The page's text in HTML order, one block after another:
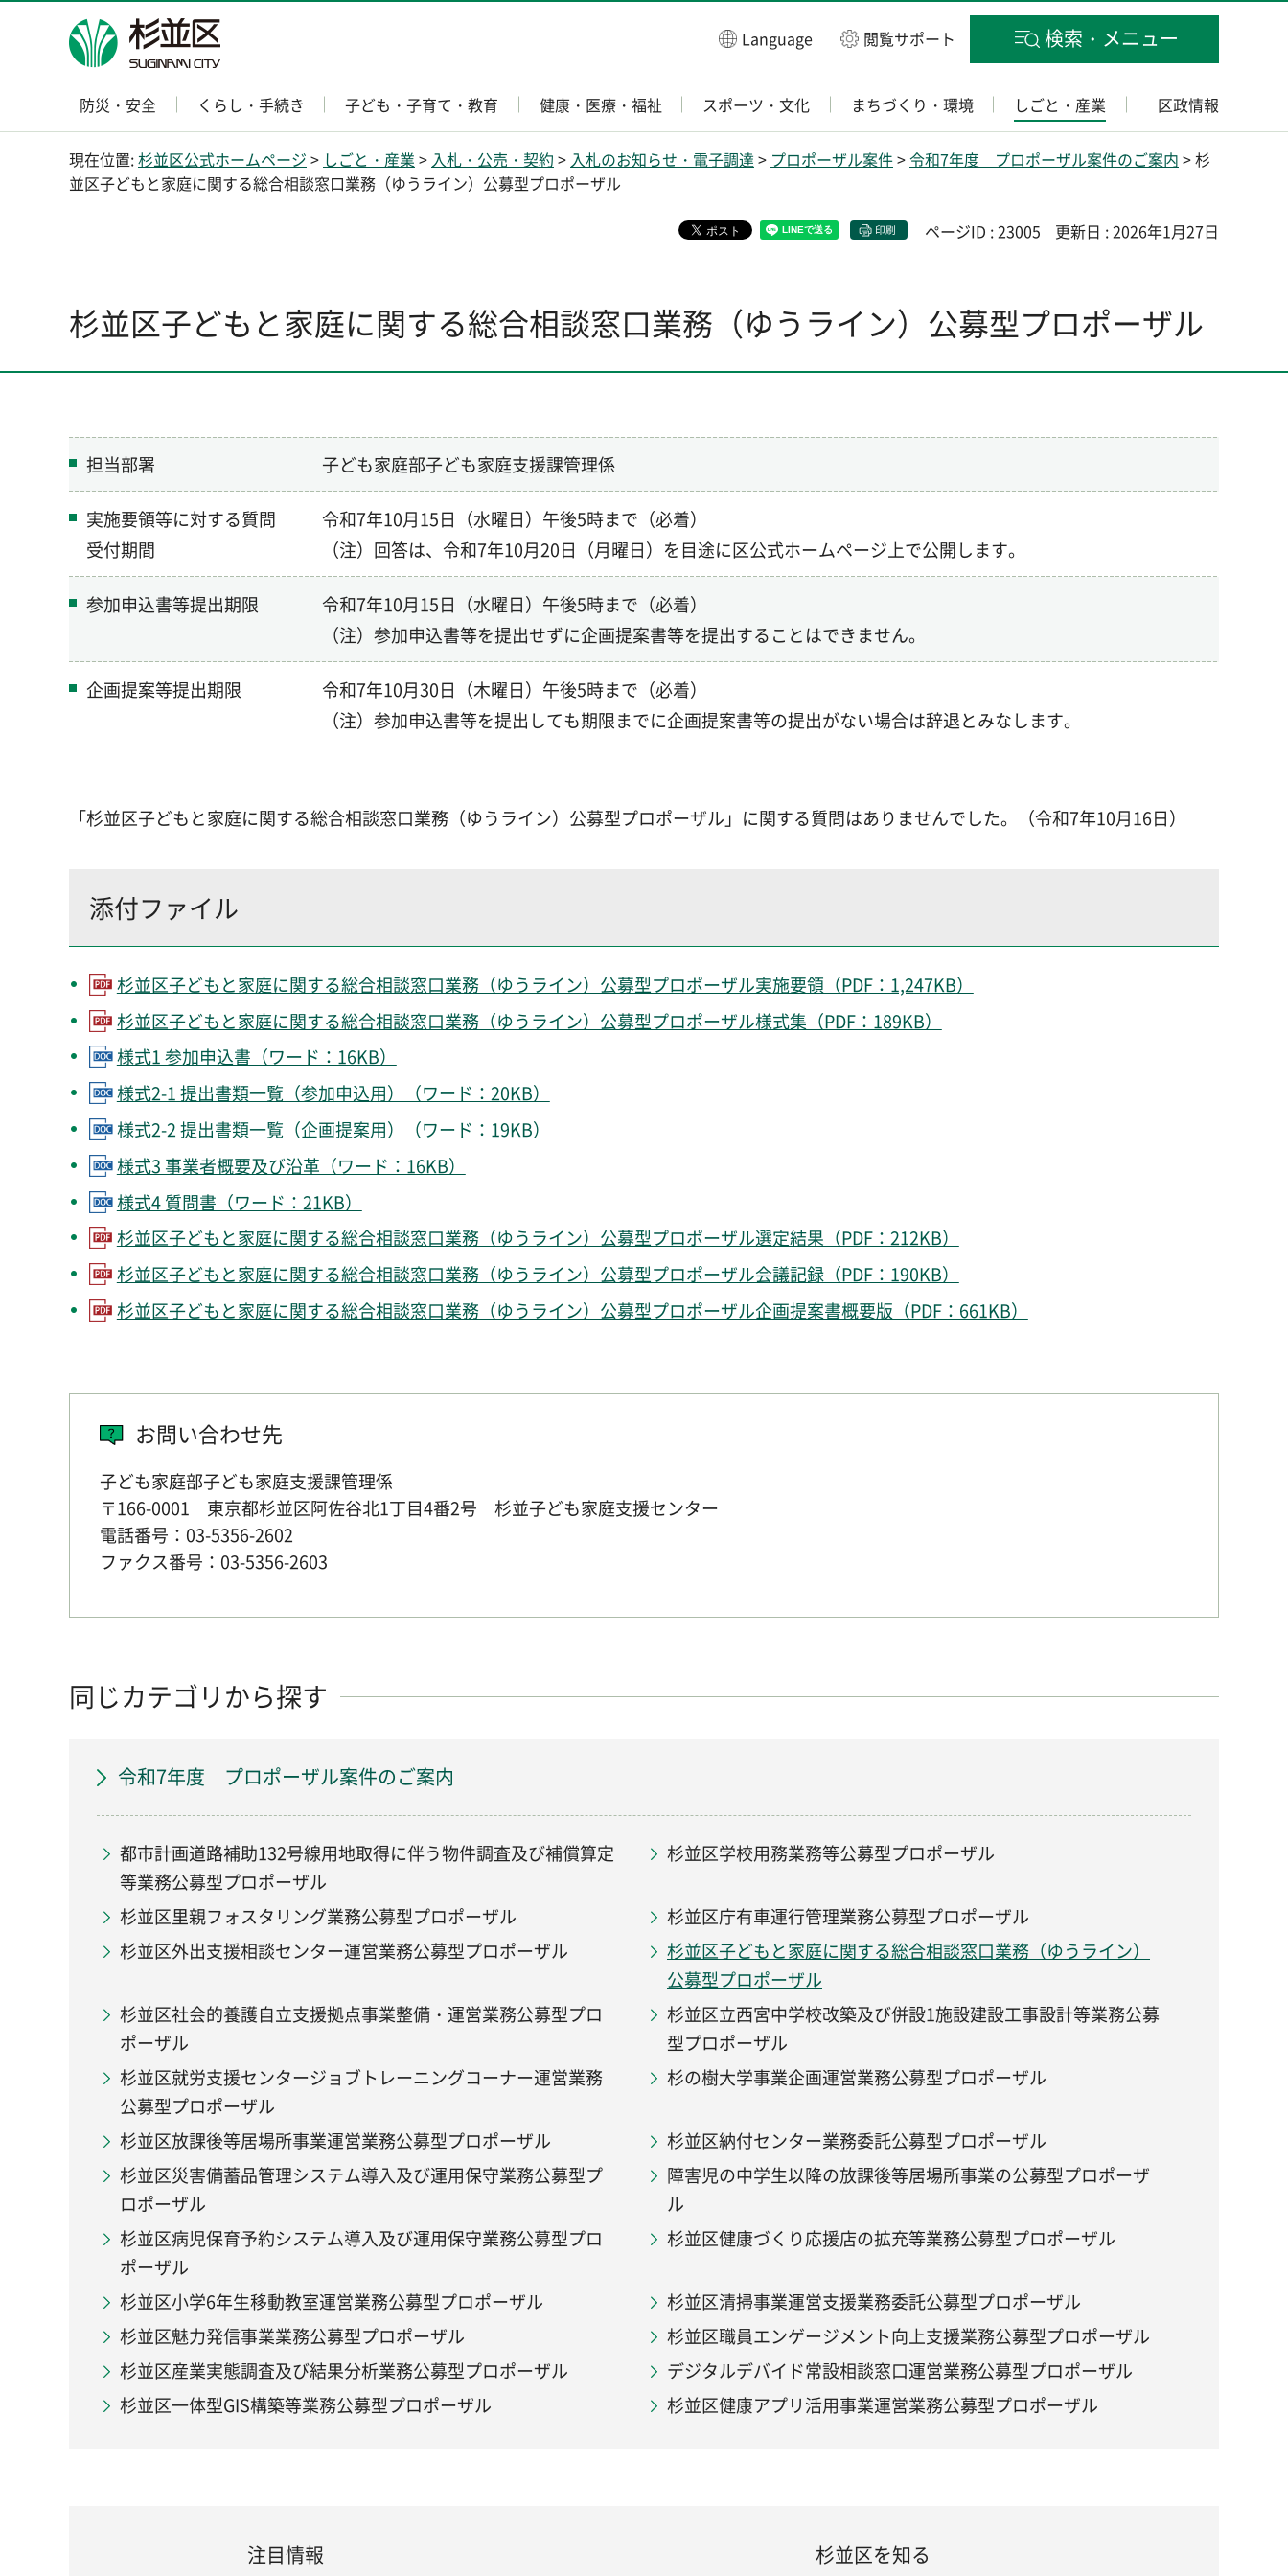
杉並区 Language 閲覧サポート 検索・メニュー
防災・安全 くらし・手続き 子ども・子育て・教育 健康・医療・福祉 スポーツ・文化 まちづくり・環境 しごと・産業 区政情報
現在位置:杉並区公式ホームページ > しごと・産業 > 入札・公売・契約 > 入札のお知らせ・電子調達 > プロポーザル案件>令和7年度 プロポーザル案件のご案内 > 杉
並区子どもと家庭に関する総合相談窓口業務（ゆうライン）公募型プロポーザル
印刷 ページID : 23005 更新日 : 2026年1月27日
杉並区子どもと家庭に関する総合相談窓口業務（ゆうライン）公募型プロポーザル
担当部署 子ども家庭部子ども家庭支援課管理係
実施要領等に対する質問
受付期間
令和7年10月15日（水曜日）午後5時まで（必着）
（注）回答は、令和7年10月20日（月曜日）を目途に区公式ホームページ上で公開します。
参加申込書等提出期限
令和7年10月15日（水曜日）午後5時まで（必着）
（注）参加申込書等を提出せずに企画提案書等を提出することはできません。
企画提案等提出期限
令和7年10月30日（木曜日）午後5時まで（必着）
（注）参加申込書等を提出しても期限までに企画提案書等の提出がない場合は辞退とみなします。
「杉並区子どもと家庭に関する総合相談窓口業務（ゆうライン）公募型プロポーザル」に関する質問はありませんでした。（令和7年10月16日）
添付ファイル
杉並区子どもと家庭に関する総合相談窓口業務（ゆうライン）公募型プロポーザル実施要領（PDF：1,247KB）
杉並区子どもと家庭に関する総合相談窓口業務（ゆうライン）公募型プロポーザル様式集（PDF：189KB）
様式1 参加申込書（ワード：16KB）
様式2-1 提出書類一覧（参加申込用）（ワード：20KB）
様式2-2 提出書類一覧（企画提案用）（ワード：19KB）
様式3 事業者概要及び沿革（ワード：16KB）
様式4 質問書（ワード：21KB）
杉並区子どもと家庭に関する総合相談窓口業務（ゆうライン）公募型プロポーザル選定結果（PDF：212KB）
杉並区子どもと家庭に関する総合相談窓口業務（ゆうライン）公募型プロポーザル会議記録（PDF：190KB）
杉並区子どもと家庭に関する総合相談窓口業務（ゆうライン）公募型プロポーザル企画提案書概要版（PDF：661KB）
お問い合わせ先
子ども家庭部子ども家庭支援課管理係
〒166-0001 東京都杉並区阿佐谷北1丁目4番2号 杉並子ども家庭支援センター
電話番号：03-5356-2602
ファクス番号：03-5356-2603
同じカテゴリから探す
令和7年度 プロポーザル案件のご案内
都市計画道路補助132号線用地取得に伴う物件調査及び補償算定
等業務公募型プロポーザル
杉並区学校用務業務等公募型プロポーザル
杉並区里親フォスタリング業務公募型プロポーザル
杉並区庁有車運行管理業務公募型プロポーザル
杉並区外出支援相談センター運営業務公募型プロポーザル
杉並区子どもと家庭に関する総合相談窓口業務（ゆうライン）
公募型プロポーザル
杉並区社会的養護自立支援拠点事業整備・運営業務公募型プロ
ポーザル
杉並区立西宮中学校改築及び併設1施設建設工事設計等業務公募
型プロポーザル
杉並区就労支援センタージョブトレーニングコーナー運営業務
公募型プロポーザル
杉の樹大学事業企画運営業務公募型プロポーザル
杉並区放課後等居場所事業運営業務公募型プロポーザル
杉並区納付センター業務委託公募型プロポーザル
杉並区災害備蓄品管理システム導入及び運用保守業務公募型プ
ロポーザル
障害児の中学生以降の放課後等居場所事業の公募型プロポーザ
ル
杉並区病児保育予約システム導入及び運用保守業務公募型プロ
ポーザル
杉並区健康づくり応援店の拡充等業務公募型プロポーザル
杉並区小学6年生移動教室運営業務公募型プロポーザル
杉並区清掃事業運営支援業務委託公募型プロポーザル
杉並区魅力発信事業業務公募型プロポーザル
杉並区職員エンゲージメント向上支援業務公募型プロポーザル
杉並区産業実態調査及び結果分析業務公募型プロポーザル
デジタルデバイド常設相談窓口運営業務公募型プロポーザル
杉並区一体型GIS構築等業務公募型プロポーザル
杉並区健康アプリ活用事業運営業務公募型プロポーザル
注目情報 杉並区を知る